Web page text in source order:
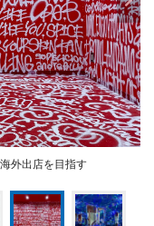
外出店を目指す